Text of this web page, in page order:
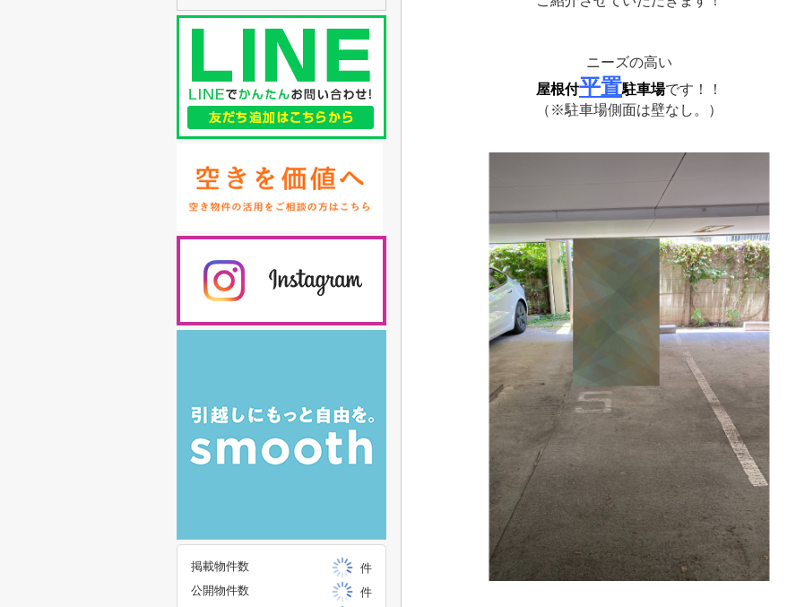
ニーズの高い
屋根付平置駐車場です！！
（※駐車場側面は壁なし。）
掲載物件数
件
公開物件数
件